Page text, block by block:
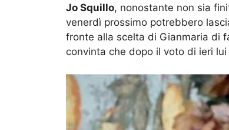
Jo Squillo, nonostante non sia
venerdì prossimo potrebbero
fronte alla scelta di Gianmaria di
convinta che dopo il voto di ieri lui